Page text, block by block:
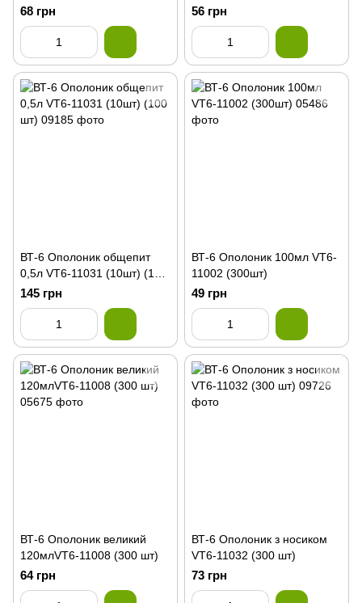
1(240шт)
68 грн 56 грн
ВТ-6 Ополоник общепит
0,5л VT6-11031 (10шт) (100
шт)
145 грн
ВТ-6 Ополоник 100мл VT6-
11002 (300шт)
49 грн
ВТ-6 Ополоник великий
120млVT6-11008 (300 шт)
64 грн
ВТ-6 Ополоник з носиком
VT6-11032 (300 шт)
73 грн